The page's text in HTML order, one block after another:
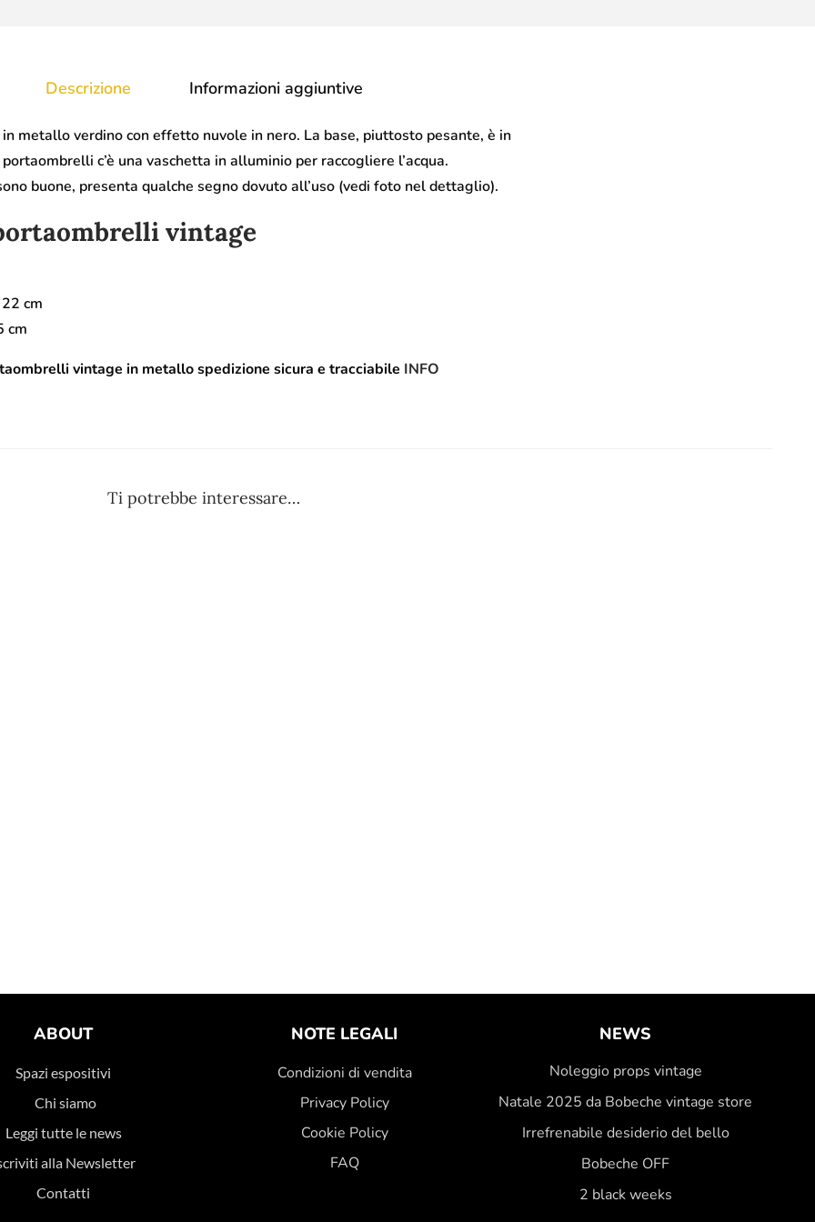
Descrizione Informazioni aggiuntive
metallo verdino con effetto nuvole in nero. La base, piuttosto pesante, è in
c’è una vaschetta in alluminio per raccogliere l’acqua.
buone, presenta qualche segno dovuto all’uso (vedi foto nel dettaglio).
vintage
cm
cm
vintage in metallo spedizione sicura e tracciabile INFO
Ti potrebbe interessare…
ABOUT
Spazi espositivi
Chi siamo
Leggi tutte le news
alla Newsletter
Contatti
NOTE LEGALI
Condizioni di vendita
Privacy Policy
Cookie Policy
FAQ
NEWS
Noleggio props vintage
Natale 2025 da Bobeche vintage store
Irrefrenabile desiderio del bello
Bobeche OFF
2 black weeks